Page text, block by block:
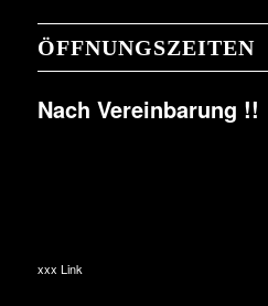
ÖFFNUNGSZEITEN
Nach Vereinbarung !!
xxx Link